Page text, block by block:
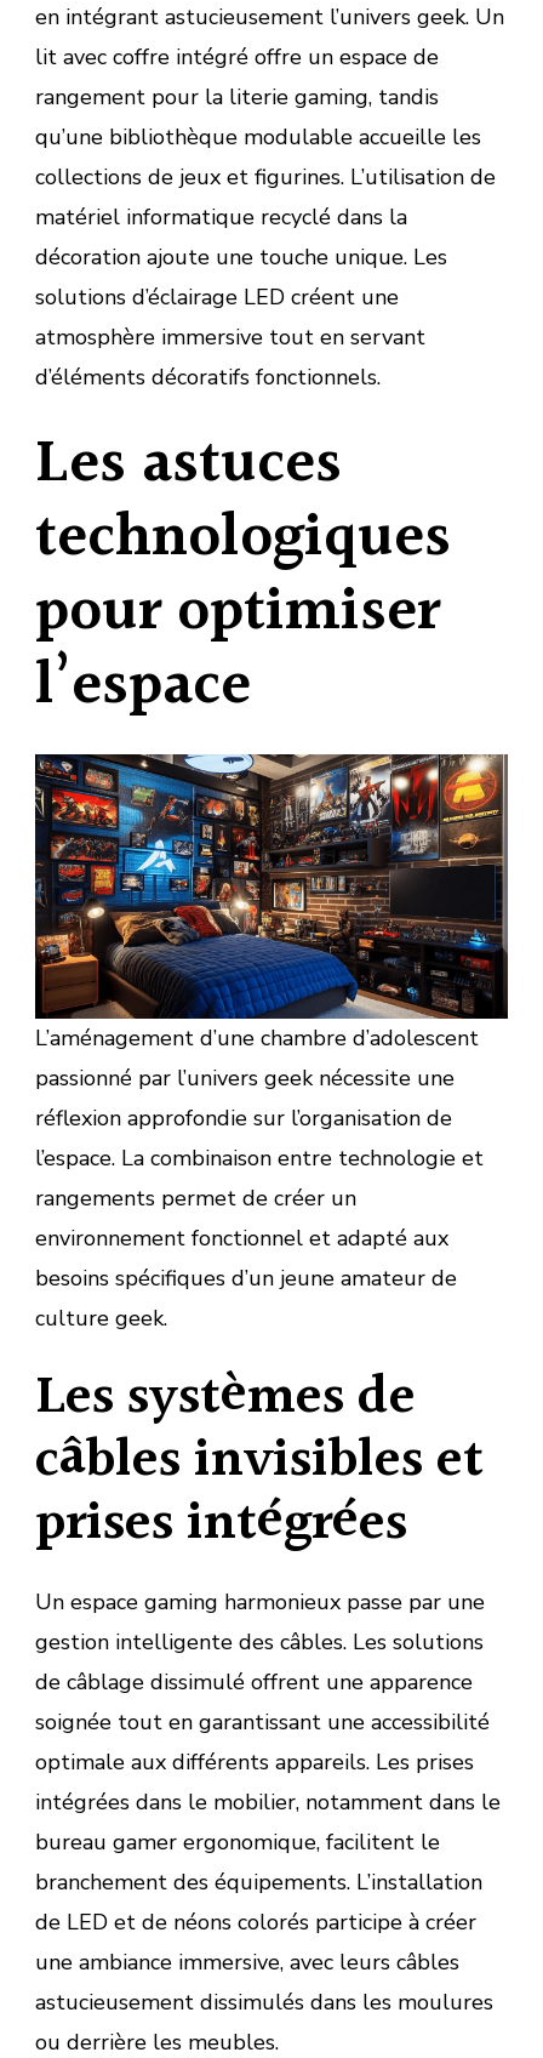
en intégrant astucieusement l’univers geek. Un
lit avec coffre intégré offre un espace de
rangement pour la literie gaming, tandis
qu’une bibliothèque modulable accueille les
collections de jeux et figurines. L’utilisation de
matériel informatique recyclé dans la
décoration ajoute une touche unique. Les
solutions d’éclairage LED créent une
atmosphère immersive tout en servant
d’éléments décoratifs fonctionnels.
Les astuces
technologiques
pour optimiser
l’espace
L’aménagement d’une chambre d’adolescent
passionné par l’univers geek nécessite une
réflexion approfondie sur l’organisation de
l’espace. La combinaison entre technologie et
rangements permet de créer un
environnement fonctionnel et adapté aux
besoins spécifiques d’un jeune amateur de
culture geek.
Les systèmes de
câbles invisibles et
prises intégrées
Un espace gaming harmonieux passe par une
gestion intelligente des câbles. Les solutions
de câblage dissimulé offrent une apparence
soignée tout en garantissant une accessibilité
optimale aux différents appareils. Les prises
intégrées dans le mobilier, notamment dans le
bureau gamer ergonomique, facilitent le
branchement des équipements. L’installation
de LED et de néons colorés participe à créer
une ambiance immersive, avec leurs câbles
astucieusement dissimulés dans les moulures
ou derrière les meubles.